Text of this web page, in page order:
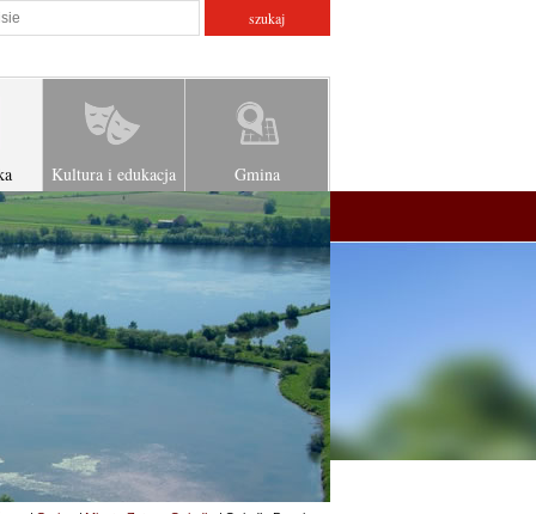
Kultura i edukacja Gmina